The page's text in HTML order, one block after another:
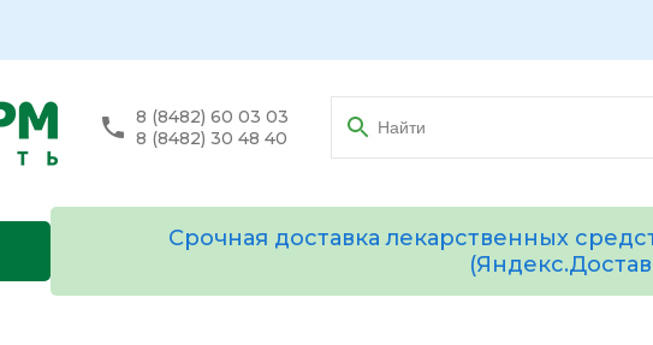
8 (8482) 60 03 03
8 (8482) 30 48 40
Срочная доставка лекарственных